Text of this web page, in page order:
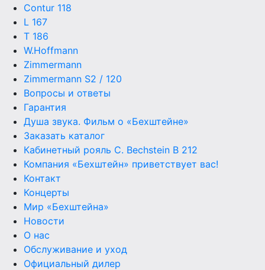
Contur 118
L 167
T 186
W.Hoffmann
Zimmermann
Zimmermann S2 / 120
Вопросы и ответы
Гарантия
Душа звука. Фильм о «Бехштейне»
Заказать каталог
Кабинетный рояль C. Bechstein B 212
Компания «Бехштейн» приветствует вас!
Контакт
Концерты
Мир «Бехштейна»
Новости
О нас
Обслуживание и уход
Официальный дилер